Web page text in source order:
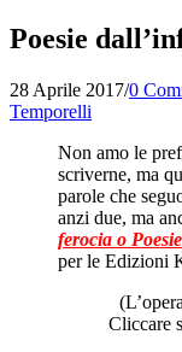
Poesie
28 Aprile 2017/0
Temporelli
Non amo le
scriverne, ma
parole che
anzi due, ma
ferocia o
per le Edizioni
Cliccare